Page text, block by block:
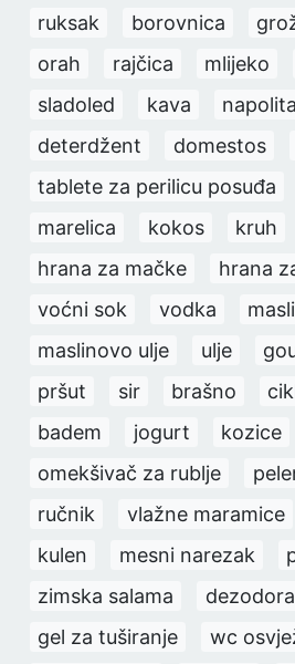
ruksak
borovnica
orah
rajčica mlijeko
sladoled
kava
deterdžent
domestos
tablete za perilicu posuđa
marelica
kokos kruh
hrana za mačke
hrana
voćni sok
vodka
maslinovo ulje
ulje
pršut
sir brašno
badem
jogurt kozice
omekšivač za rublje
ručnik
vlažne maramice
kulen
mesni narezak
zimska salama
gel za tuširanje
wc